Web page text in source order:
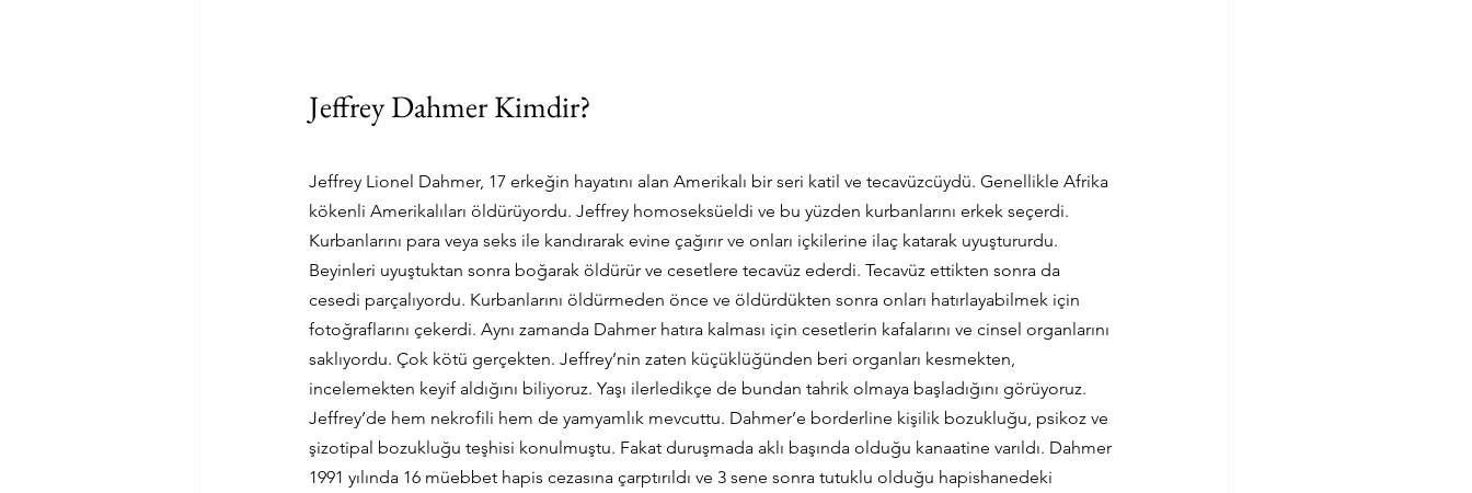
Jeffrey Dahmer Kimdir?
Jeffrey Lionel Dahmer, 17 erkeğin hayatını alan Amerikalı bir seri katil ve tecavüzcüydü. Genellikle Afrika
kökenli Amerikalıları öldürüyordu. Jeffrey homoseksüeldi ve bu yüzden kurbanlarını erkek seçerdi.
Kurbanlarını para veya seks ile kandırarak evine çağırır ve onları içkilerine ilaç katarak uyuştururdu.
Beyinleri uyuştuktan sonra boğarak öldürür ve cesetlere tecavüz ederdi. Tecavüz ettikten sonra da
cesedi parçalıyordu. Kurbanlarını öldürmeden önce ve öldürdükten sonra onları hatırlayabilmek için
fotoğraflarını çekerdi. Aynı zamanda Dahmer hatıra kalması için cesetlerin kafalarını ve cinsel organlarını
saklıyordu. Çok kötü gerçekten. Jeffrey’nin zaten küçüklüğünden beri organları kesmekten,
incelemekten keyif aldığını biliyoruz. Yaşı ilerledikçe de bundan tahrik olmaya başladığını görüyoruz.
Jeffrey’de hem nekrofili hem de yamyamlık mevcuttu. Dahmer’e borderline kişilik bozukluğu, psikoz ve
şizotipal bozukluğu teşhisi konulmuştu. Fakat duruşmada aklı başında olduğu kanaatine varıldı. Dahmer
1991 yılında 16 müebbet hapis cezasına çarptırıldı ve 3 sene sonra tutuklu olduğu hapishanedeki